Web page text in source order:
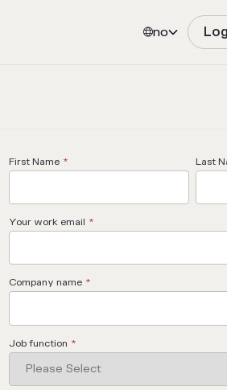
no
First Name * Last
Your work email *
Company name *
Job function *